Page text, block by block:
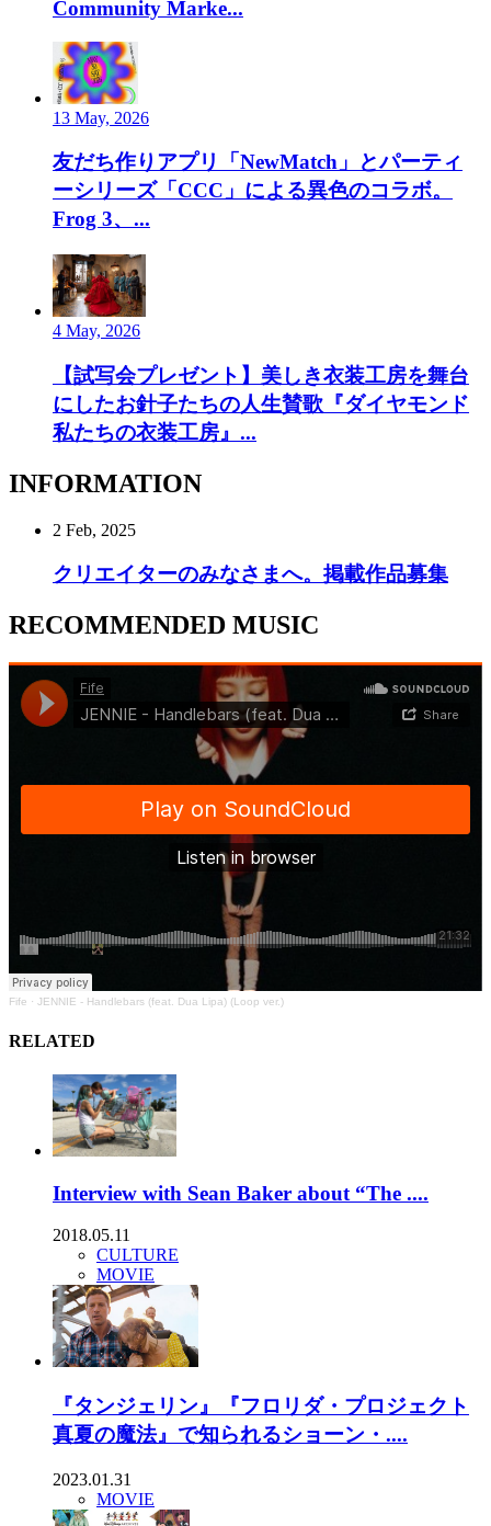
Community Marke...
13 May, 2026
友だち作りアプリ「NewMatch」とパーティ
ーシリーズ「CCC」による異色のコラボ。
Frog 3、...
4 May, 2026
【試写会プレゼント】美しき衣装工房を舞台
にしたお針子たちの人生賛歌『ダイヤモンド
私たちの衣装工房』...
INFORMATION
2 Feb, 2025
クリエイターのみなさまへ。掲載作品募集
RECOMMENDED MUSIC
Fife · JENNIE - Handlebars (feat. Dua Lipa) (Loop ver.)
RELATED
Interview with Sean Baker about “The ....
2018.05.11
CULTURE
MOVIE
『タンジェリン』『フロリダ・プロジェクト
真夏の魔法』で知られるショーン・....
2023.01.31
MOVIE